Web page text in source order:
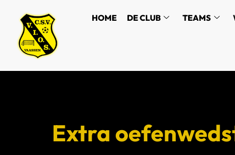
HOME DE CLUB TEAMS
Extra